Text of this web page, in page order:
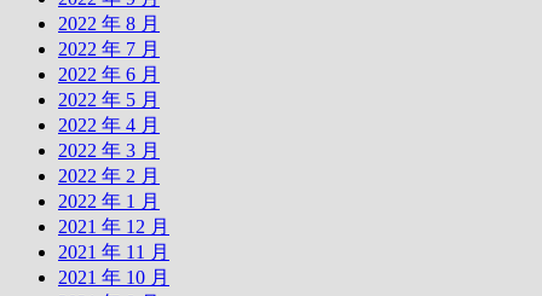
2022 年 8 月
2022 年 7 月
2022 年 6 月
2022 年 5 月
2022 年 4 月
2022 年 3 月
2022 年 2 月
2022 年 1 月
2021 年 12 月
2021 年 11 月
2021 年 10 月